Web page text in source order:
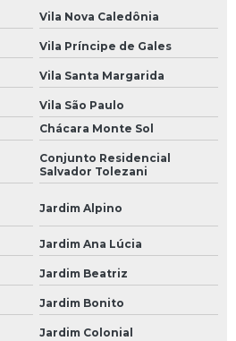
Vila Nova Caledônia
Vila Príncipe de Gales
Vila Santa Margarida
Vila São Paulo
Chácara Monte Sol
Conjunto Residencial
Salvador Tolezani
Jardim Alpino
Jardim Ana Lúcia
Jardim Beatriz
Jardim Bonito
Jardim Colonial